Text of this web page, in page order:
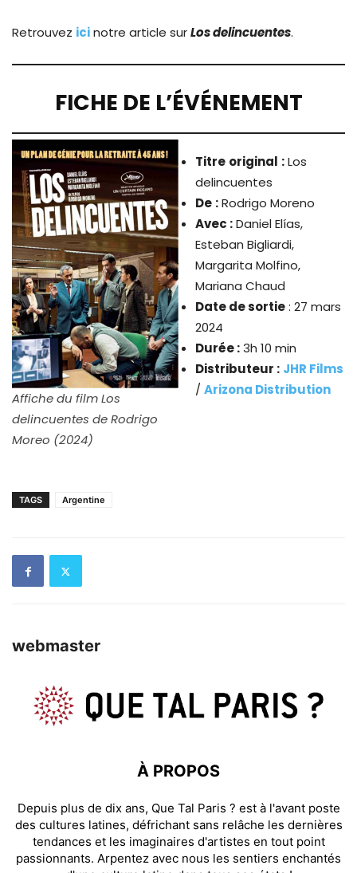
Retrouvez icinotre article surLos delincuentes.
FICHE DE L’ÉVÉNEMENT
Affiche du film Los
delincuentes de Rodrigo
Moreo (2024)
Titre original :Los
delincuentes
De :Rodrigo Moreno
Avec :Daniel Elías,
Esteban Bigliardi,
Margarita Molfino,
Mariana Chaud
Date de sortie: 27 mars
2024
Durée :3h 10 min
Distributeur : JHR Films
/ Arizona Distribution
TAGS Argentine
webmaster
À PROPOS
Depuis plus de dix ans, Que Tal Paris ? est à l'avant poste
des cultures latines, défrichant sans relâche les dernières
tendances et les imaginaires d'artistes en tout point
passionnants. Arpentez avec nous les sentiers enchantés